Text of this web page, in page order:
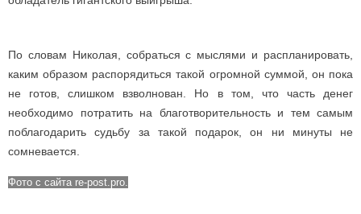
По словам Николая, собраться с мыслями и распланировать,
каким образом распорядиться такой огромной суммой, он пока
не готов, слишком взволнован. Но в том, что часть денег
необходимо потратить на благотворительность и тем самым
поблагодарить судьбу за такой подарок, он ни минуты не
сомневается.
Фото с сайта re-post.pro.